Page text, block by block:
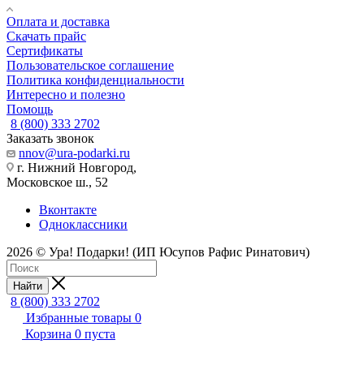
Оплата и доставка
Скачать прайс
Сертификаты
Пользовательское соглашение
Политика конфиденциальности
Интересно и полезно
Помощь
8 (800) 333 2702
Заказать звонок
nnov@ura-podarki.ru
г. Нижний Новгород,
Московское ш., 52
Вконтакте
Одноклассники
2026 © Ура! Подарки! (ИП Юсупов Рафис Ринатович)
Найти
8 (800) 333 2702
Избранные товары 0
Корзина 0 пуста